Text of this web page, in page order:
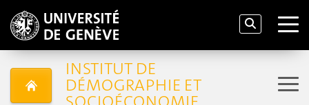
INSTITUT DE
DÉMOGRAPHIE ET